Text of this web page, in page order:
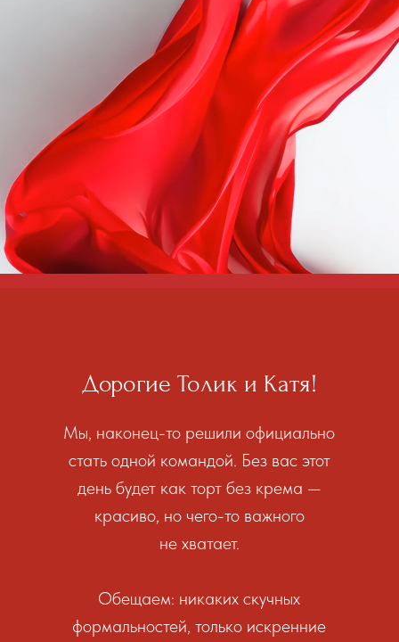
Мы, наконец-то решили официально
стать одной командой. Без вас этот
день будет как торт без крема —
красиво, но чего-то важного
не хватает.
Обещаем: никаких скучных
формальностей, только искренние
Дорогие Толик и Катя!